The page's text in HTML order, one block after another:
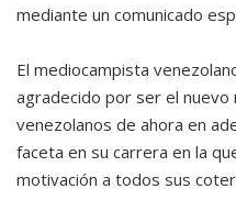
mediante un comunicado
El mediocampista
agradecido por ser el
venezolanos de ahora en
faceta en su carrera en la
motivación a todos sus